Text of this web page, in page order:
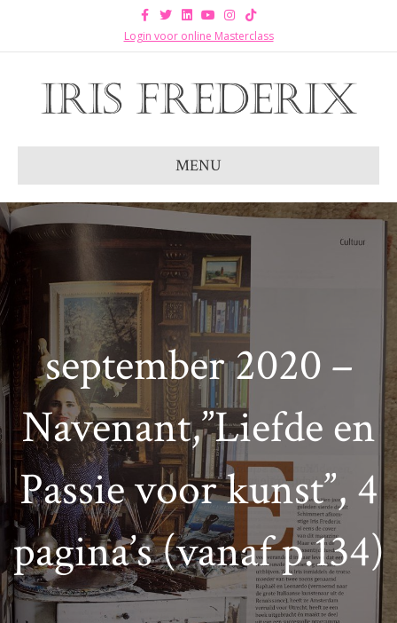
Facebook
TwitterLinkedinYoutubeInstagram
Tiktok
Login voor online Masterclass
MENU
september 2020 –
Navenant,”Liefde en
Passie voor kunst”, 4
pagina’s (vanaf p.134)